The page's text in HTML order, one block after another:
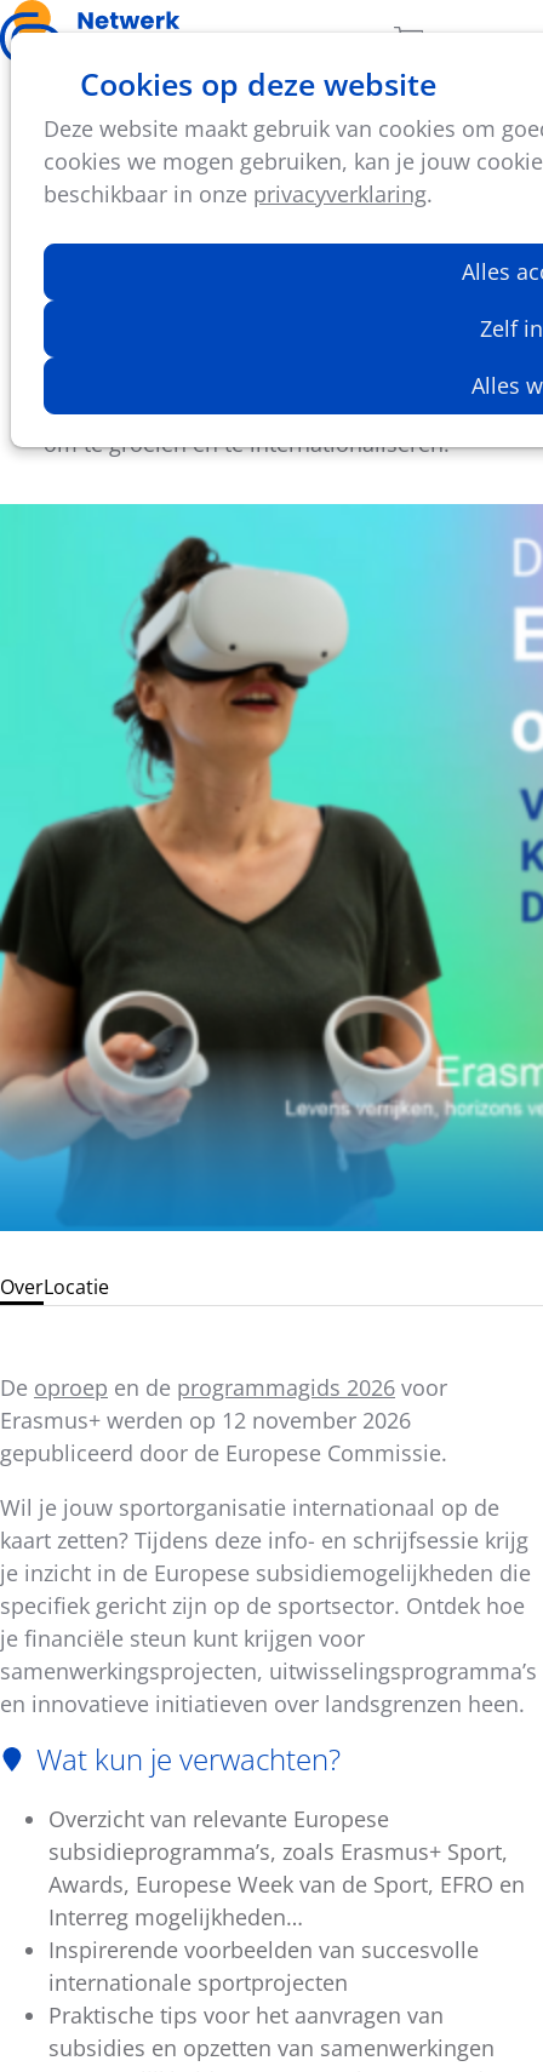
Cookies op deze website
Deze website maakt gebruik van cookies om
cookies we mogen gebruiken, kan je jouw
beschikbaar in onze privacyverklaring.
Alles
Zelf
Alles
Aantal
14
jan
10:00 - 12:00 VAC - Virginie Lovelinggebouw
Info- en schrijfsessie voor Erasmus+ Sport
Met je sportclub, federatie of lokaal bestuur
naar het buitenland voor een internationale
subsidies jouw organisatie kunnen helpen
om te groeien en te internationaliseren!
OverLocatie
De oproep en de programmagids 2026 voor
Erasmus+ werden op 12 november 2026
gepubliceerd door de Europese Commissie.
Wil je jouw sportorganisatie internationaal op de
kaart zetten? Tijdens deze info- en schrijfsessie krijg
je inzicht in de Europese subsidiemogelijkheden die
specifiek gericht zijn op de sportsector. Ontdek hoe
je financiële steun kunt krijgen voor
samenwerkingsprojecten, uitwisselingsprogramma’s
en innovatieve initiatieven over landsgrenzen heen.
Wat kun je verwachten?
Overzicht van relevante Europese
subsidieprogramma’s, zoals Erasmus+ Sport,
Awards, Europese Week van de Sport, EFRO en
Interreg mogelijkheden…
Inspirerende voorbeelden van succesvolle
internationale sportprojecten
Praktische tips voor het aanvragen van
subsidies en opzetten van samenwerkingen